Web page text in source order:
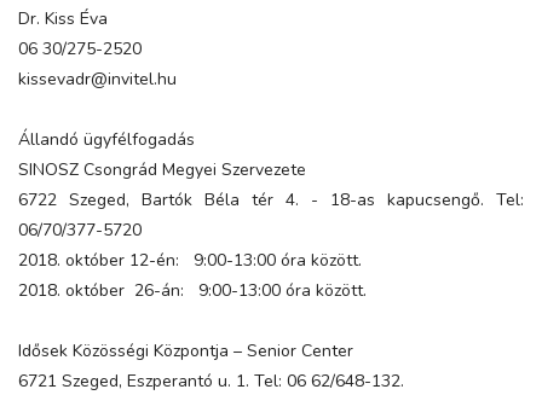
Dr. Kiss Éva
06 30/275-2520
kissevadr@invitel.hu
Állandó ügyfélfogadás
SINOSZ Csongrád Megyei Szervezete
6722 Szeged, Bartók Béla tér 4. - 18-as kapucsengő. Tel:
06/70/377-5720
2018. október 12-én: 9:00-13:00 óra között.
2018. október 26-án: 9:00-13:00 óra között.
Idősek Közösségi Központja – Senior Center
6721 Szeged, Eszperantó u. 1. Tel: 06 62/648-132.